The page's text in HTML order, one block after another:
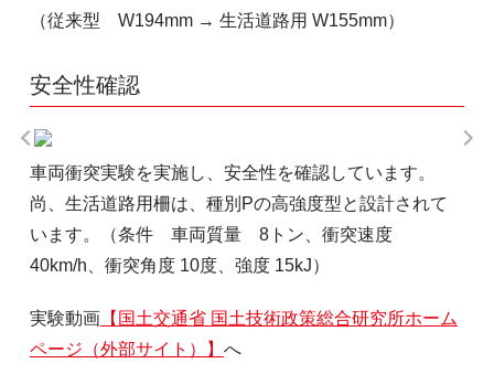
（従来型 W194mm → 生活道路用 W155mm）
安全性確認
車両衝突実験を実施し、安全性を確認しています。
尚、生活道路用柵は、種別Pの高強度型と設計されて
います。（条件 車両質量 8トン、衝突速度
40km/h、衝突角度 10度、強度 15kJ）
実験動画【国土交通省 国土技術政策総合研究所ホーム
ページ（外部サイト）】 へ